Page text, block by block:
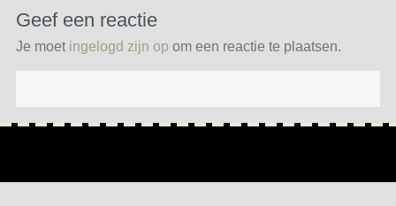
Geef een reactie
Je moet ingelogd zijn op om een reactie te plaatsen.